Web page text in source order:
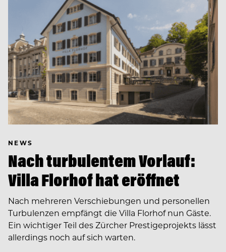
NEWS
Nach turbulentem Vorlauf:
Villa Florhof hat eröffnet
Nach mehreren Verschiebungen und personellen
Turbulenzen empfängt die Villa Florhof nun Gäste.
Ein wichtiger Teil des Zürcher Prestigeprojekts lässt
allerdings noch auf sich warten.